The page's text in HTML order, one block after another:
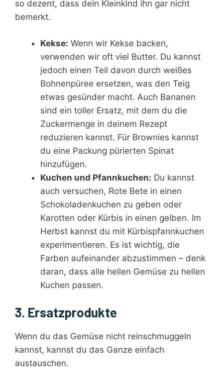
so dezent, dass dein Kleinkind ihn gar nicht
bemerkt.
Kekse: Wenn wir Kekse backen,
verwenden wir oft viel Butter. Du kannst
jedoch einen Teil davon durch weißes
Bohnenpüree ersetzen, was den Teig
etwas gesünder macht. Auch Bananen
sind ein toller Ersatz, mit dem du die
Zuckermenge in deinem Rezept
reduzieren kannst. Für Brownies kannst
du eine Packung pürierten Spinat
hinzufügen.
Kuchen und Pfannkuchen: Du kannst
auch versuchen, Rote Bete in einen
Schokoladenkuchen zu geben oder
Karotten oder Kürbis in einen gelben. Im
Herbst kannst du mit Kürbispfannkuchen
experimentieren. Es ist wichtig, die
Farben aufeinander abzustimmen – denk
daran, dass alle hellen Gemüse zu hellen
Kuchen passen.
3. Ersatzprodukte
Wenn du das Gemüse nicht reinschmuggeln
kannst, kannst du das Ganze einfach
austauschen.